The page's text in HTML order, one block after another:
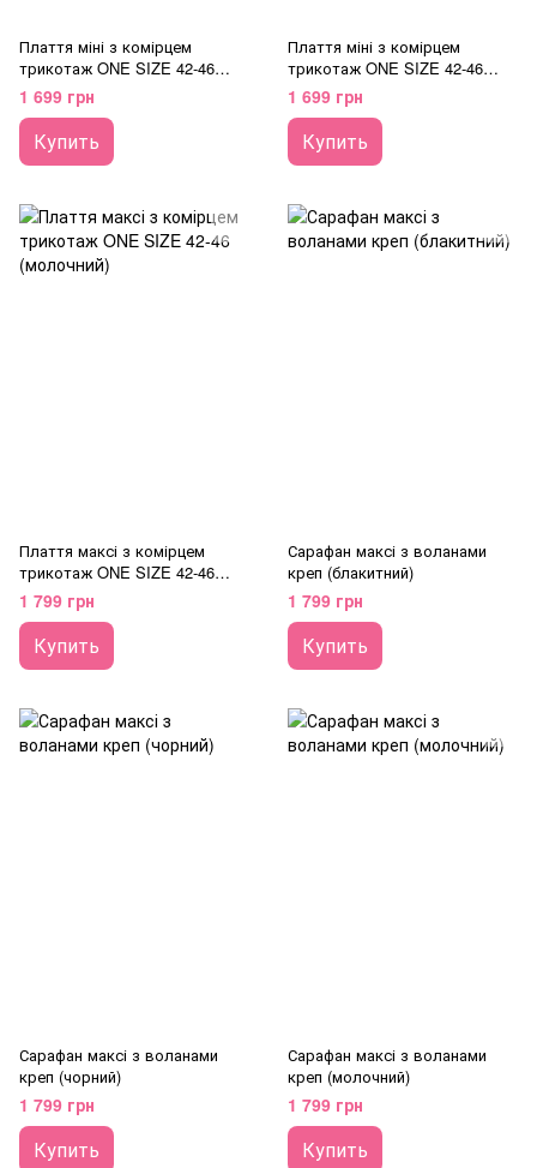
Плаття міні з комірцем
трикотаж ONE SIZE 42-46
(молочний)
1 699 грн
Купить
Плаття міні з комірцем
трикотаж ONE SIZE 42-46
(жовтий)
1 699 грн
Купить
Плаття максі з комірцем
трикотаж ONE SIZE 42-46
(молочний)
1 799 грн
Купить
Сарафан максі з воланами
креп (блакитний)
1 799 грн
Купить
Сарафан максі з воланами
креп (чорний)
1 799 грн
Купить
Сарафан максі з воланами
креп (молочний)
1 799 грн
Купить